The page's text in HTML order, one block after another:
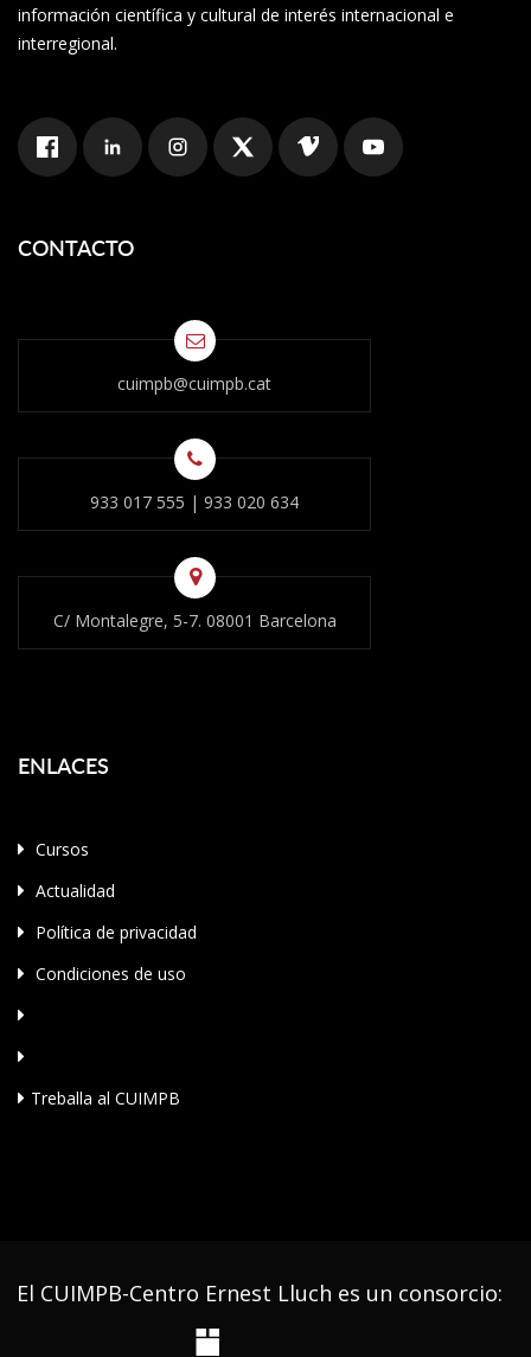
información científica y cultural de interés internacional e
interregional.
CONTACTO
cuimpb@cuimpb.cat
933 017 555 | 933 020 634
C/ Montalegre, 5-7. 08001 Barcelona
ENLACES
Cursos
Actualidad
Política de privacidad
Condiciones de uso
Treballa al CUIMPB
El CUIMPB-Centro Ernest Lluch es un consorcio: